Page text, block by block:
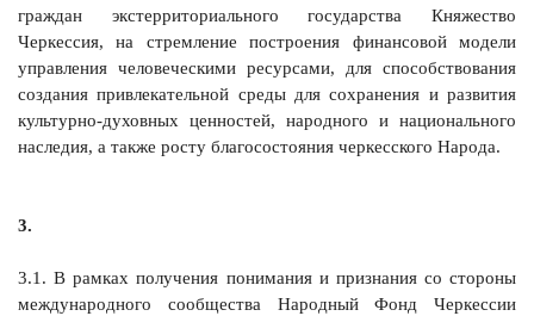
граждан экстерриториального государства Княжество
Черкессия, на стремление построения финансовой модели
управления человеческими ресурсами, для способствования
создания привлекательной среды для сохранения и развития
культурно-духовных ценностей, народного и национального
наследия, а также росту благосостояния черкесского Народа.
3.
3.1. В рамках получения понимания и признания со стороны
международного сообщества Народный Фонд Черкессии